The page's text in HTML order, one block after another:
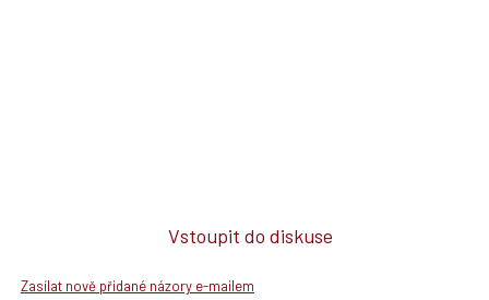
Vstoupit do diskuse
Zasílat nově přidané názory e-mailem